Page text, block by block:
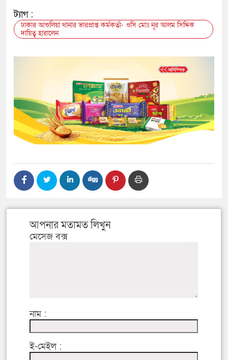
ট্যাগ :
ঢাকার আশুলিয়া থানার ভারপ্রাপ্ত কর্মকর্তা- ওসি মোঃ নূর আলম সিদ্দিক
দায়িত্ব হারালেন
আপনার মতামত লিখুন
মেসেজ বক্স
নাম :
ই-মেইল :